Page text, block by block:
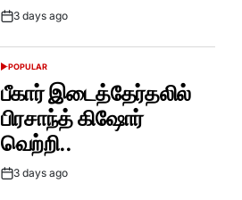
Post3 days ago
POSTED
POPULAR
பீகார் இடைத்தேர்தலில்
பிரசாந்த் கிஷோர்
வெற்றி..
Post3 days ago